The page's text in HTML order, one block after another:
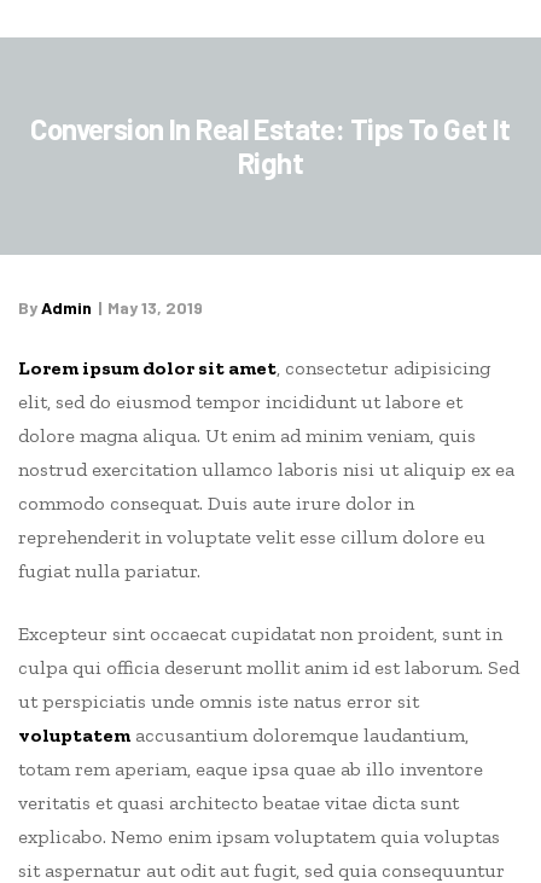
Conversion In Real Estate: Tips To Get It
Right
ByAdmin May 13, 2019
Lorem ipsum dolor sit amet , consectetur adipisicing
elit, sed do eiusmod tempor incididunt ut labore et
dolore magna aliqua. Ut enim ad minim veniam, quis
nostrud exercitation ullamco laboris nisi ut aliquip ex ea
commodo consequat. Duis aute irure dolor in
reprehenderit in voluptate velit esse cillum dolore eu
fugiat nulla pariatur.
Excepteur sint occaecat cupidatat non proident, sunt in
culpa qui officia deserunt mollit anim id est laborum. Sed
ut perspiciatis unde omnis iste natus error sit
voluptatem accusantium doloremque laudantium,
totam rem aperiam, eaque ipsa quae ab illo inventore
veritatis et quasi architecto beatae vitae dicta sunt
explicabo. Nemo enim ipsam voluptatem quia voluptas
sit aspernatur aut odit aut fugit, sed quia consequuntur